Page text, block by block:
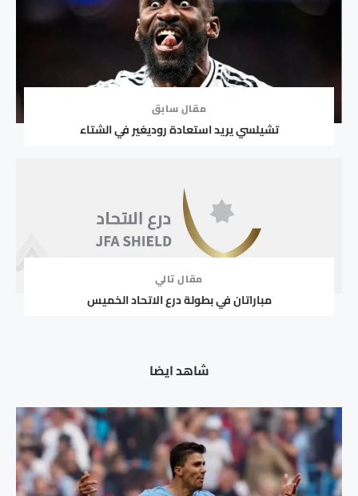
مقال سابق
تشيلسي يريد استعادة روديغير في الشتاء
مقال تالي
مباراتان في بطولة درع الاتحاد الخميس
شاهد ايضا